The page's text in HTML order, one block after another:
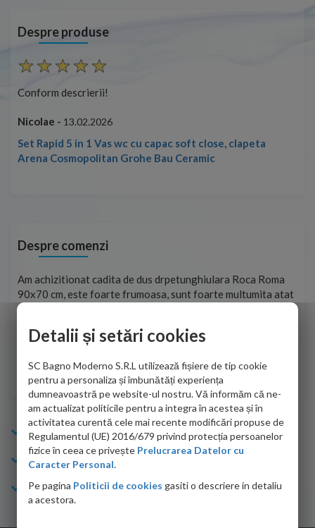
Despre produse
Conform descrierii!
Nicolae - 13.02.2026
Set Rapid 5 in 1 Vas wc cu capac soft close, clapeta
Arena Cosmopolitan Grohe Bau Ceramic
Despre comenzi
Am achizitionat cadita de dus drpetunghiulara Roca Roma
90x70 cm, este foarte frumoasa, sunt foarte multumita atat
de personalul firmei dvs. cu care am colaborat in obtinerea
adus coletul in siguranta.Numai bine, va doresc!
Sofrone Viviana -28.07.2026
Info Bagno
Cumparaturi
Suport clienti
Detalii și setări cookies
SC Bagno Moderno S.R.L utilizează fișiere de tip cookie
pentru a personaliza și îmbunătăți experiența
dumneavoastră pe website-ul nostru. Vă informăm că ne-
am actualizat politicile pentru a integra în acestea și în
activitatea curentă cele mai recente modificări propuse de
Regulamentul (UE) 2016/679 privind protecția persoanelor
fizice în ceea ce privește Prelucrarea Datelor cu
Caracter Personal.
Pe pagina Politicii de cookies gasiti o descriere in detaliu
a acestora.